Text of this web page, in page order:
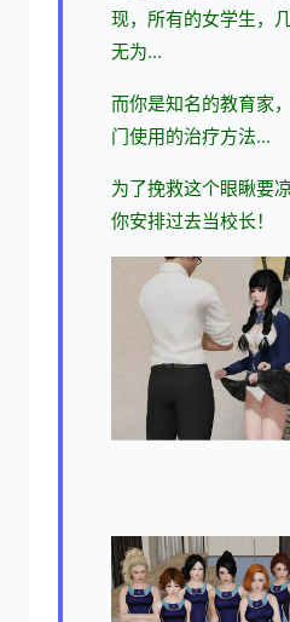
现，所有的女学生，
无为...
而你是知名的教育家
门使用的治疗方法...
为了挽救这个眼瞅要
你安排过去当校长！